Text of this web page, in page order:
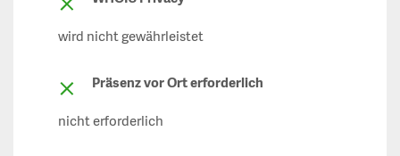
wird nicht gewährleistet
Präsenz vor Ort erforderlich
nicht erforderlich